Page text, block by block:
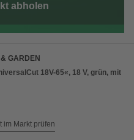
abholen
GARDEN
18V-65«, 18 V, grün, mit
im Markt prüfen